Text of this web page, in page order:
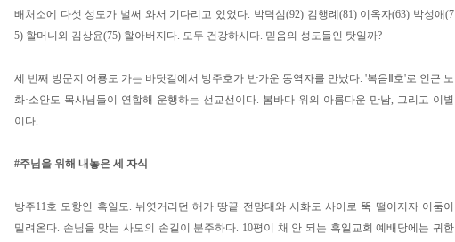
배처소에 다섯 성도가 벌써 와서 기다리고 있었다. 박덕심(92) 김행례(81) 이옥자(63) 박성애(7
5) 할머니와 김상윤(75) 할아버지다. 모두 건강하시다. 믿음의 성도들인 탓일까?
세 번째 방문지 어룡도 가는 바닷길에서 방주호가 반가운 동역자를 만났다. '복음Ⅱ호'로 인근 노
화·소안도 목사님들이 연합해 운행하는 선교선이다. 봄바다 위의 아름다운 만남, 그리고 이별
이다.
#주님을 위해 내놓은 세 자식
방주11호 모항인 흑일도. 뉘엿거리던 해가 땅끝 전망대와 서화도 사이로 뚝 떨어지자 어둠이
밀려온다. 손님을 맞는 사모의 손길이 분주하다. 10평이 채 안 되는 흑일교회 예배당에는 귀한